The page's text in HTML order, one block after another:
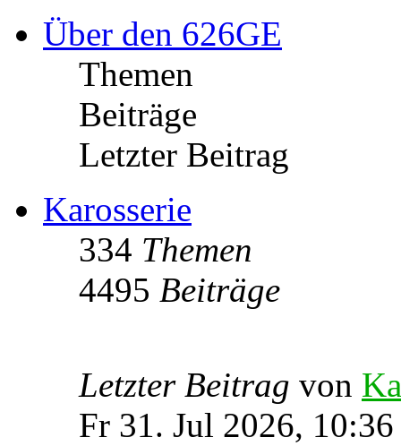
Über den 626GE
Themen
Beiträge
Letzter Beitrag
Karosserie
334 Themen
4495 Beiträge
Letzter Beitrag von
Fr 31. Jul 2026, 10:36